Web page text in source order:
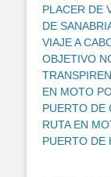
PLACER DE
DE
VIAJE A
OBJETIVO
EN MOTO
PUERTO DE
RUTA EN
PUERTO DE